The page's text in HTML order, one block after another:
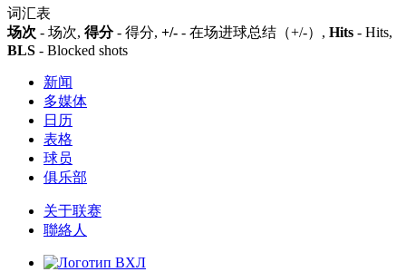
词汇表
场次 - 场次, 得分- 得分, +/- - 在场进球总结（+/-）, Hits - Hits,
BLS - Blocked shots
新闻
多媒体
日历
表格
球员
俱乐部
关于联赛
聯絡人